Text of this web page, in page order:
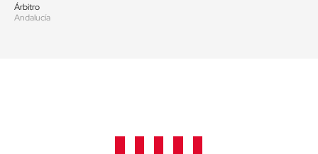
Árbitro
Andalucía